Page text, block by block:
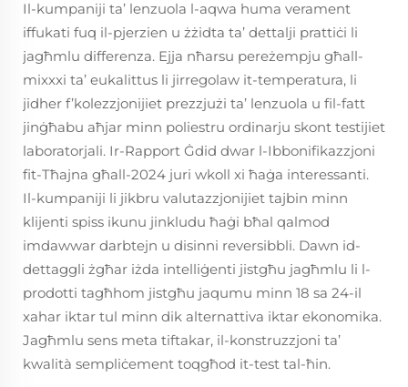
Il-kumpaniji ta’ lenzuola l-aqwa huma verament
iffukati fuq il-pjerzien u żżidta ta’ dettalji prattiċi li
jagħmlu differenza. Ejja nħarsu pereżempju għall-
mixxxi ta’ eukalittus li jirregolaw it-temperatura, li
jidher f’kolezzjonijiet prezzjużi ta’ lenzuola u fil-fatt
jinġħabu aħjar minn poliestru ordinarju skont testijiet
laboratorjali. Ir-Rapport Ġdid dwar l-Ibbonifikazzjoni
fit-Tħajna għall-2024 juri wkoll xi ħaġa interessanti.
Il-kumpaniji li jikbru valutazzjonijiet tajbin minn
klijenti spiss ikunu jinkludu ħaġi bħal qalmod
imdawwar darbtejn u disinni reversibbli. Dawn id-
dettaggli żgħar iżda intelliġenti jistgħu jagħmlu li l-
prodotti tagħhom jistgħu jaqumu minn 18 sa 24-il
xahar iktar tul minn dik alternattiva iktar ekonomika.
Jagħmlu sens meta tiftakar, il-konstruzzjoni ta’
kwalità sempliċement toqgħod it-test tal-ħin.